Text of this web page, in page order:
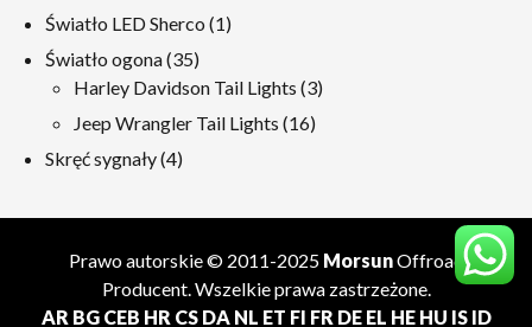
Światło LED Sherco 11
Światło ogona 3535
produkty
Harley Davidson Tail Lights 33
Jeep Wrangler Tail Lights 1616
Skręć sygnały 44
Prawo autorskie © 2011-2025 MorsunOffroad
Producent. Wszelkie prawa zastrzeżone.
AR BG CEB HR CS DA NL ET FI FR DE EL HE HU IS ID